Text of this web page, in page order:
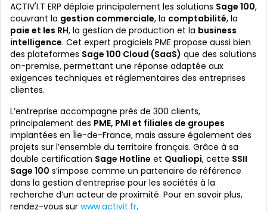
ACTIV'I.T ERP déploie principalement les solutions Sage 100,
couvrant la gestion commerciale, la comptabilité, la
paie et les RH, la gestion de production et la business
intelligence. Cet expert progiciels PME propose aussi bien
des plateformes Sage 100 Cloud (SaaS) que des solutions
on-premise, permettant une réponse adaptée aux
exigences techniques et réglementaires des entreprises
clientes.
L’entreprise accompagne près de 300 clients,
principalement des PME, PMI et filiales de groupes
implantées en Île-de-France, mais assure également des
projets sur l’ensemble du territoire français. Grâce à sa
double certification Sage Hotline et Qualiopi, cette SSII
Sage 100 s’impose comme un partenaire de référence
dans la gestion d’entreprise pour les sociétés à la
recherche d’un acteur de proximité. Pour en savoir plus,
rendez-vous sur www.activit.fr.